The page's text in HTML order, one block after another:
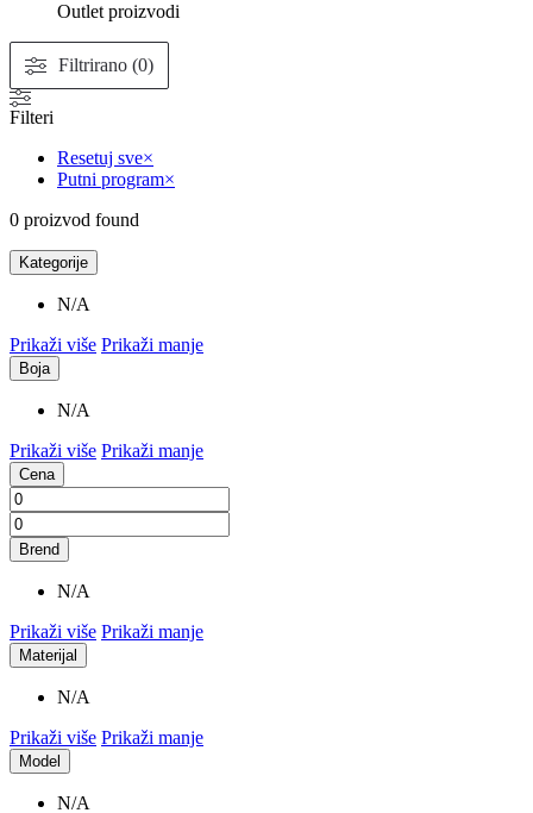
Outlet proizvodi
Filtrirano (0)
Filteri
Resetuj sve×
Putni program×
0 proizvod found
Kategorije
N/A
Prikaži više Prikaži manje
Boja
N/A
Prikaži više Prikaži manje
Cena
Brend
N/A
Prikaži više Prikaži manje
Materijal
N/A
Prikaži više Prikaži manje
Model
N/A